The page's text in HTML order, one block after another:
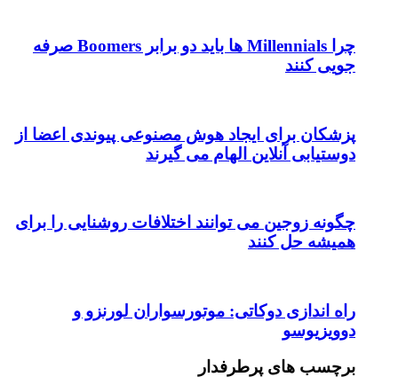
چرا Millennials ها باید دو برابر Boomers صرفه
جویی کنند
پزشکان برای ایجاد هوش مصنوعی پیوندی اعضا از
دوستیابی آنلاین الهام می گیرند
چگونه زوجین می توانند اختلافات روشنایی را برای
همیشه حل کنند
راه اندازی دوکاتی: موتورسواران لورنزو و
دوویزیوسو
برچسب های پرطرفدار